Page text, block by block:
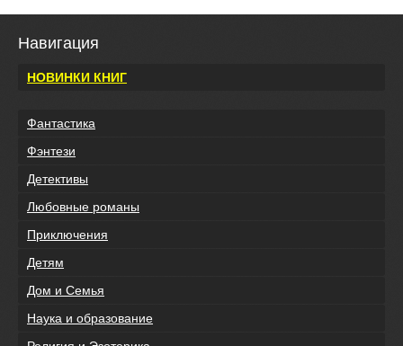
Навигация
НОВИНКИ КНИГ
Фантастика
Фэнтези
Детективы
Любовные романы
Приключения
Детям
Дом и Семья
Наука и образование